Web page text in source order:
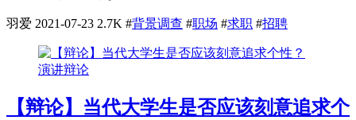
羽爱 2021-07-23 2.7K #背景调查 #职场 #求职 #招聘
演讲辩论
【辩论】当代大学生是否应该刻意追求个